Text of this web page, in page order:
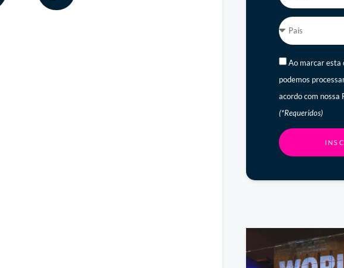
Ao marcar esta
podemos
acordo com nossa
(*Requeridos)